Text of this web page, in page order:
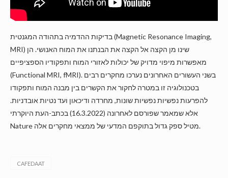
בדיקות ההדמיה בתהודה המגנטית (Magnetic Resonance Imaging,
MRI) שינו מן הקצה אל הקצה את הבנתנו את המוח האנושי. הן
מאפשרות מיפוי מדויק של יכולות לאזורי המוח ותפקודיו הספציפיים
(Functional MRI, fMRI). בשני העשורים האחרונים נערכו מחקרים רבים
בטכנולוגיה זו במטרה לחקור את הקשרים בין מבנה המוח ותפקודו
להפרעות נפשיות נפשיות שונות, מחרדה ודיכאון ועד נטיות אובדניות.
אלא שמאמר שפורסם לאחרונה (16.3.2022) בכתב-העת היוקרתי
Nature מטיל ספק גדול בתוקפם המדעי של ממצאי מחקרים אלה.
CAFEDAAT